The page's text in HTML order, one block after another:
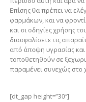
Επίσης θα πρέπει να
φαρμάκων, και να
και οι οδηγίες χρήσης
διασφαλίσετε τις
από άποψη υγρασίας
τοποθετηθούν σε
παραμένει συνεχώς στο
[dt_gap height=”30″]